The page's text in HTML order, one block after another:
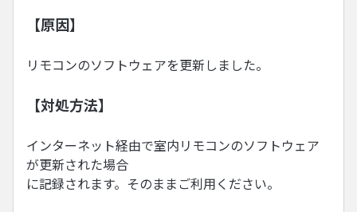
【原因】
リモコンのソフトウェアを更新しました。
【対処方法】
インターネット経由で室内リモコンのソフトウェア
が更新された場合
に記録されます。そのままご利用ください。